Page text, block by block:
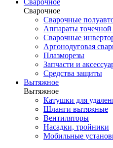
Сварочное
Сварочное
Сварочные
Аппараты точечной
Сварочные
Аргонодуговая
Плазморезы
Запчасти и
Средства защиты
Вытяжное
Вытяжное
Катушки для
Шланги вытяжные
Вентиляторы
Насадки, тройники
Мобильные